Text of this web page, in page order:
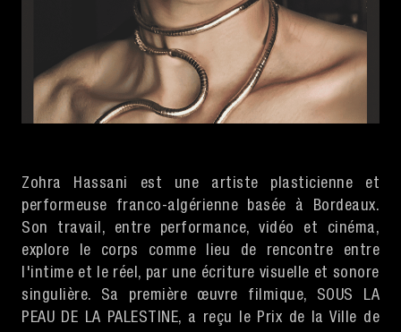
Zohra Hassani est une artiste plasticienne et
performeuse franco-algérienne basée à Bordeaux.
Son travail, entre performance, vidéo et cinéma,
explore le corps comme lieu de rencontre entre
l'intime et le réel, par une écriture visuelle et sonore
singulière. Sa première œuvre filmique, SOUS LA
PEAU DE LA PALESTINE, a reçu le Prix de la Ville de